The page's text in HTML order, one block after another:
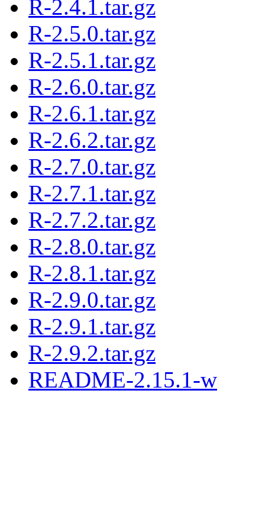
R-2.4.1.tar.gz
R-2.5.0.tar.gz
R-2.5.1.tar.gz
R-2.6.0.tar.gz
R-2.6.1.tar.gz
R-2.6.2.tar.gz
R-2.7.0.tar.gz
R-2.7.1.tar.gz
R-2.7.2.tar.gz
R-2.8.0.tar.gz
R-2.8.1.tar.gz
R-2.9.0.tar.gz
R-2.9.1.tar.gz
R-2.9.2.tar.gz
README-2.15.1-w